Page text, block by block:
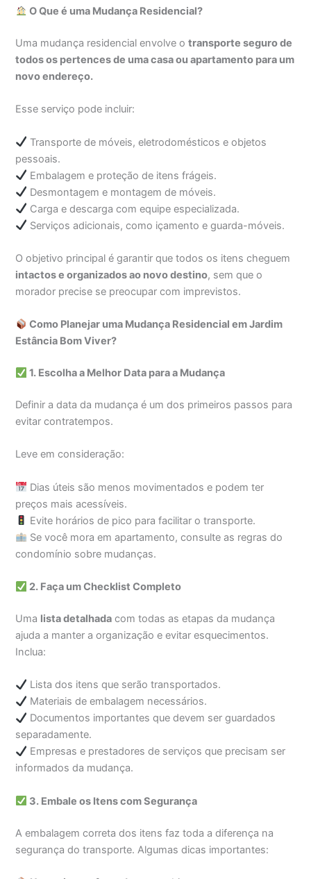
O Que é uma Mudança Residencial?
Uma mudança residencial envolve otransporte seguro de
todos os pertences de uma casa ou apartamento para um
novo endereço.
Esse serviço pode incluir:
Transporte de móveis, eletrodomésticos e objetos
pessoais.
Embalagem e proteção de itens frágeis.
Desmontagem e montagem de móveis.
Carga e descarga com equipe especializada.
Serviços adicionais, como içamento e guarda-móveis.
O objetivo principal é garantir que todos os itens cheguem
intactos e organizados ao novo destino, sem que o
morador precise se preocupar com imprevistos.
Como Planejar uma Mudança Residencial em Jardim
Estância Bom Viver?
1. Escolha a Melhor Data para a Mudança
Definir a data da mudança é um dos primeiros passos para
evitar contratempos.
Leve em consideração:
Dias úteis são menos movimentados e podem ter
preços mais acessíveis.
Evite horários de pico para facilitar o transporte.
Se você mora em apartamento, consulte as regras do
condomínio sobre mudanças.
2. Faça um Checklist Completo
Uma lista detalhada com todas as etapas da mudança
ajuda a manter a organização e evitar esquecimentos.
Inclua:
Lista dos itens que serão transportados.
Materiais de embalagem necessários.
Documentos importantes que devem ser guardados
separadamente.
Empresas e prestadores de serviços que precisam ser
informados da mudança.
3. Embale os Itens com Segurança
A embalagem correta dos itens faz toda a diferença na
segurança do transporte. Algumas dicas importantes: